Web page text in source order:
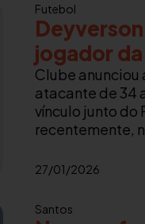
Futebol
jogador da
Clube
atacante de 34
vínculo junto do
recentemente,
27/01/2026
Santos